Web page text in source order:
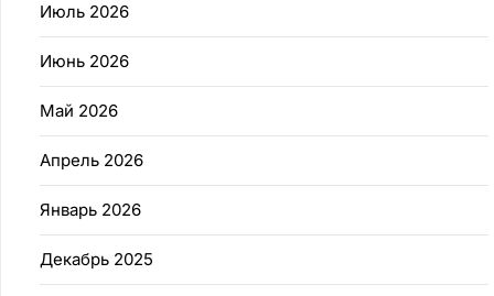
Июль 2026
Июнь 2026
Май 2026
Апрель 2026
Январь 2026
Декабрь 2025